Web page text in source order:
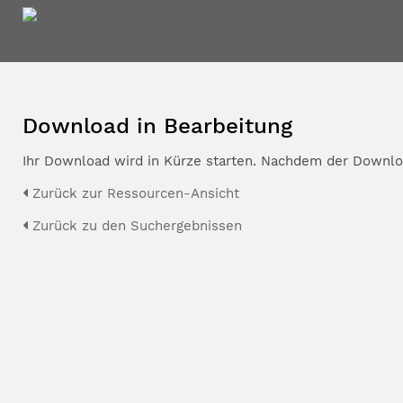
Download in Bearbeitung
Ihr Download wird in Kürze starten. Nachdem der
Zurück zur Ressourcen-Ansicht
Zurück zu den Suchergebnissen